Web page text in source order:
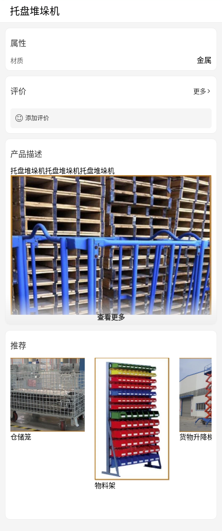
托盘堆垛机
属性
材质 金属
评价 更多
添加评价
产品描述
托盘堆垛机托盘堆垛机托盘堆垛机
查看更多
推荐
仓储笼
物料架
货物升降梯